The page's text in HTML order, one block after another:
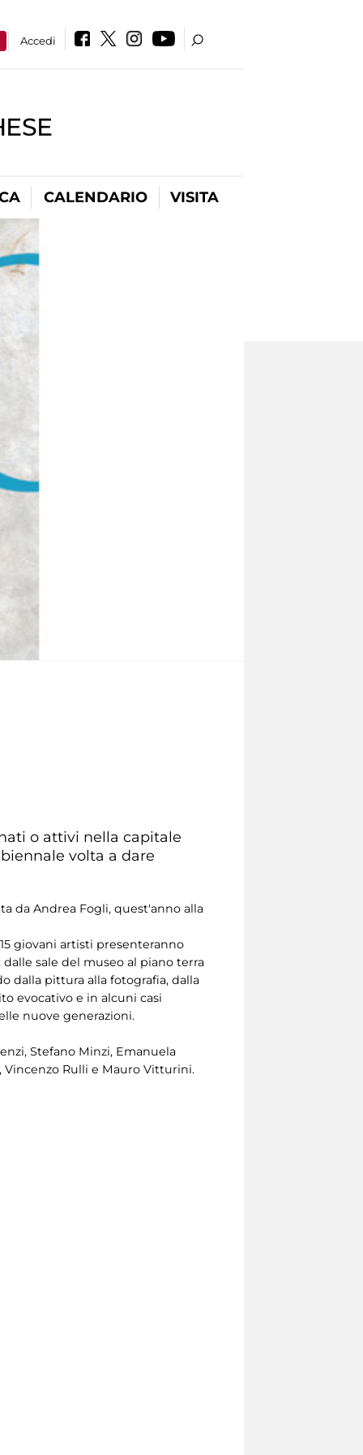
Accedi
CALENDARIO VISITA
o attivi nella capitale
volta a dare
da Andrea Fogli, quest'anno alla
giovani artisti presenteranno
sale del museo al piano terra
dalla pittura alla fotografia, dalla
evocativo e in alcuni casi
nuove generazioni.
Stefano Minzi, Emanuela
Vincenzo Rulli e Mauro Vitturini.